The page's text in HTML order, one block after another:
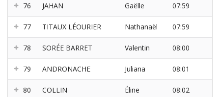
76 JAHAN Gaëlle 07:59
77 TITAUX LÉOURIER Nathanaël 07:59
78 SORÉE BARRET Valentin 08:00
79 ANDRONACHE Juliana 08:01
80 COLLIN Éline 08:02